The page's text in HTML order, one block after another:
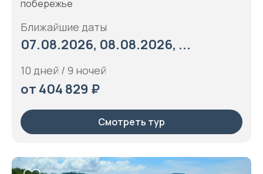
побережье
Ближайшие даты
07.08.2026, 08.08.2026, ...
10 дней / 9 ночей
от 404 829 ₽
Смотреть тур